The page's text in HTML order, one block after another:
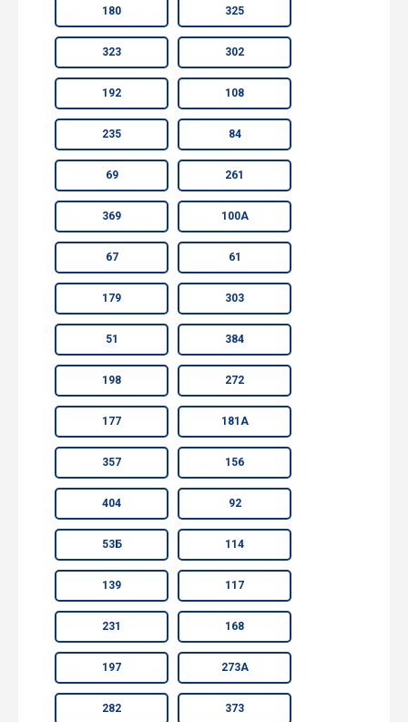
180 325
323 302
192 108
235 84
69 261
369 100А
67 61
179 303
51 384
198 272
177 181А
357 156
404 92
53Б 114
139 117
231 168
197 273А
282 373